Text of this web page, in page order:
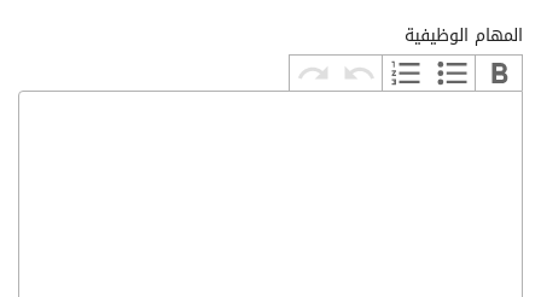
المهام الوظيفية